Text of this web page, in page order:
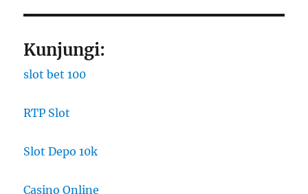
Kunjungi:
slot bet 100
RTP Slot
Slot Depo 10k
Casino Online